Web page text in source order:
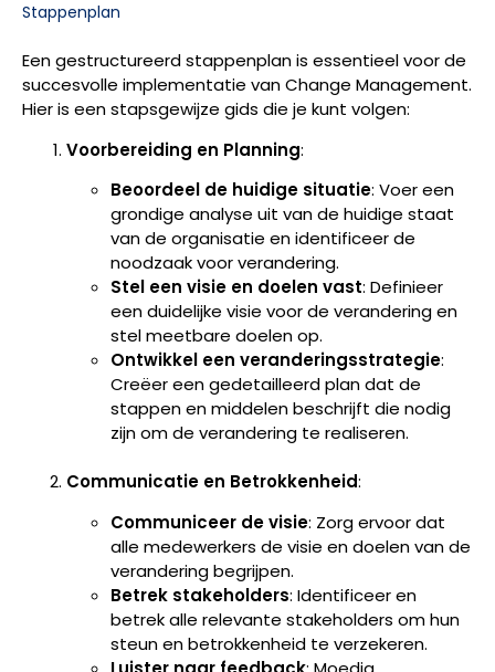
Stappenplan
Een gestructureerd stappenplan is essentieel voor de
succesvolle implementatie van Change Management.
Hier is een stapsgewijze gids die je kunt volgen:
Voorbereiding en Planning:
Beoordeel de huidige situatie: Voer een
grondige analyse uit van de huidige staat
van de organisatie en identificeer de
noodzaak voor verandering.
Stel een visie en doelen vast: Definieer
een duidelijke visie voor de verandering en
stel meetbare doelen op.
Ontwikkel een veranderingsstrategie:
Creëer een gedetailleerd plan dat de
stappen en middelen beschrijft die nodig
zijn om de verandering te realiseren.
Communicatie en Betrokkenheid:
Communiceer de visie: Zorg ervoor dat
alle medewerkers de visie en doelen van de
verandering begrijpen.
Betrek stakeholders: Identificeer en
betrek alle relevante stakeholders om hun
steun en betrokkenheid te verzekeren.